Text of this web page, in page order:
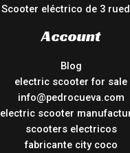
Scooter eléctrico de 3
Account
Blog
electric scooter for sale
info@pedrocueva.com
electric scooter
scooters electricos
fabricante city coco